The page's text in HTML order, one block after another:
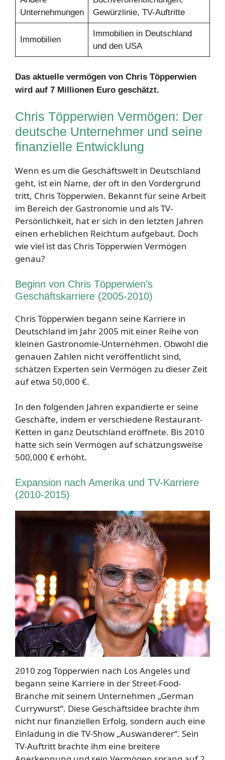
Unternehmungen
Gewürzlinie, TV-Auftritte
Immobilien
Immobilien in Deutschland
und den USA
Das aktuelle vermögen von Chris Töpperwien
wird auf 7 Millionen Euro geschätzt.
Chris Töpperwien Vermögen: Der
deutsche Unternehmer und seine
finanzielle Entwicklung
Wenn es um die Geschäftswelt in Deutschland
geht, ist ein Name, der oft in den Vordergrund
tritt, Chris Töpperwien. Bekannt für seine Arbeit
im Bereich der Gastronomie und als TV-
Persönlichkeit, hat er sich in den letzten Jahren
einen erheblichen Reichtum aufgebaut. Doch
wie viel ist das Chris Töpperwien Vermögen
genau?
Beginn von Chris Töpperwien’s
Geschäftskarriere (2005-2010)
Chris Töpperwien begann seine Karriere in
Deutschland im Jahr 2005 mit einer Reihe von
kleinen Gastronomie-Unternehmen. Obwohl die
genauen Zahlen nicht veröffentlicht sind,
schätzen Experten sein Vermögen zu dieser Zeit
auf etwa 50,000 €.
In den folgenden Jahren expandierte er seine
Geschäfte, indem er verschiedene Restaurant-
Ketten in ganz Deutschland eröffnete. Bis 2010
hatte sich sein Vermögen auf schätzungsweise
500,000 € erhöht.
Expansion nach Amerika und TV-Karriere
(2010-2015)
2010 zog Töpperwien nach Los Angeles und
begann seine Karriere in der Street-Food-
Branche mit seinem Unternehmen „German
Currywurst“. Diese Geschäftsidee brachte ihm
nicht nur finanziellen Erfolg, sondern auch eine
Einladung in die TV-Show „Auswanderer“. Sein
TV-Auftritt brachte ihm eine breitere